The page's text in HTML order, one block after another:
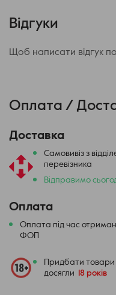
XLIM?
NeXLIM: Просунута
ефективним
Основні
Розміри: 122 x 28,5 x 17,5
Об'єм картриджа: 4 мл /
Відгуки
Щоб написати відгук
Оплата /
Доставка
Самовивіз з
перевізника
Відправимо
Оплата
Оплата під час
ФОП
Придбати товари
досягли
18 років